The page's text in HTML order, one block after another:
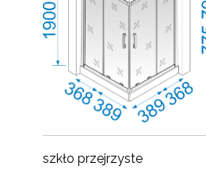
szkło przejrzyste